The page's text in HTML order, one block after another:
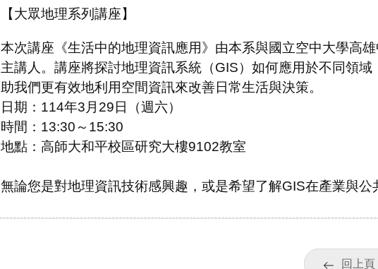
【大眾地理系列講座】
本次講座《生活中的地理資訊應用》由本系與國立空中大學高
主講人。講座將探討地理資訊系統（GIS）如何應用於不同領
助我們更有效地利用空間資訊來改善日常生活與決策。
日期：114年3月29日（週六）
時間：13:30～15:30
地點：高師大和平校區研究大樓9102教室
無論您是對地理資訊技術感興趣，或是希望了解GIS在產業與
回上頁